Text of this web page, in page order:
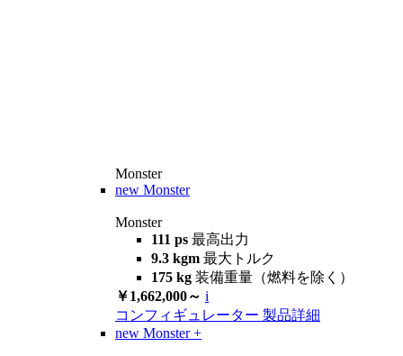
Monster
new Monster
Monster
111 ps 最高出力
9.3 kgm 最大トルク
175 kg 装備重量（燃料を除く）
￥1,662,000～ i
コンフィギュレーター 製品詳細
new Monster +